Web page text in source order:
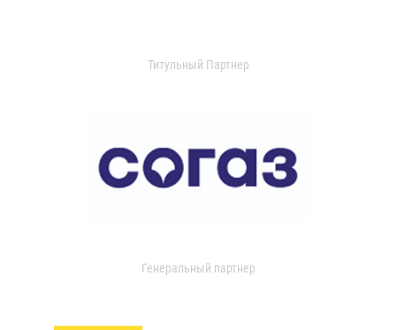
Титульный Партнер
Генеральный партнер